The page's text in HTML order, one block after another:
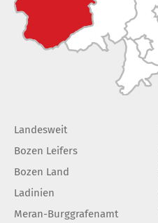
Landesweit
Bozen Leifers
Bozen Land
Ladinien
Meran-Burggrafenamt